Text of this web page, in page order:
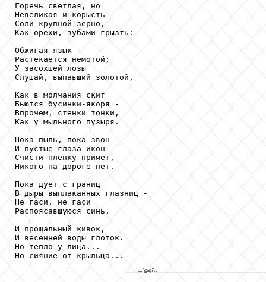
Горечь светлая, но
Невеликая и корысть
Соли крупной зерно,
Как орехи, зубами грызть:
Обжигая язык -
Растекается немотой;
У засохшей лозы
Слушай, выпавший золотой,
Как в молчания скит
Бьются бусинки-якоря -
Впрочем, стенки тонки,
Как у мыльного пузыря.
Пока пыль, пока звон
И пустые глаза икон -
Счисти пленку примет,
Никого на дороге нет.
Пока дует с границ
В дыры выплаканных глазниц -
Не гаси, не гаси
Распоясавшуюся синь,
И прощальный кивок,
И весенней воды глоток.
Но тепло у лица...
Но сияние от крыльца...